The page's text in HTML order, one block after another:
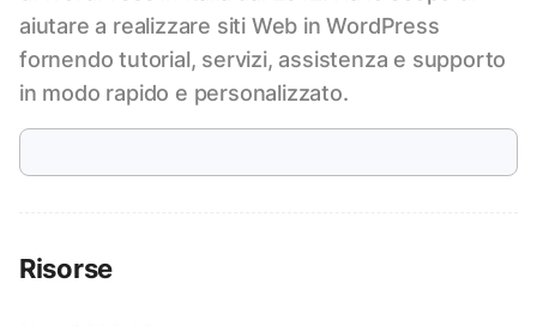
aiutare a realizzare siti Web in WordPress
fornendo tutorial, servizi, assistenza e supporto
in modo rapido e personalizzato.
Risorse